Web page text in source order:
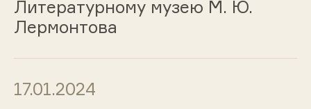
Литературному музею М. Ю.
Лермонтова
17.01.2024